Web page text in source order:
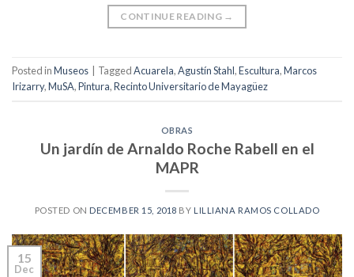
CONTINUE READING →
Posted inMuseos TaggedAcuarela,Agustín Stahl,Escultura,Marcos
Irizarry,MuSA,Pintura,Recinto Universitario de Mayagüez
OBRAS
Un jardín de Arnaldo Roche Rabell en el
MAPR
POSTED ON DECEMBER 15, 2018 BY LILLIANA RAMOS COLLADO
15
Dec